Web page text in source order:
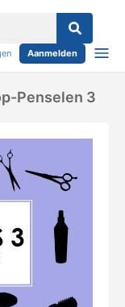
Aanmelden
Penselen 3